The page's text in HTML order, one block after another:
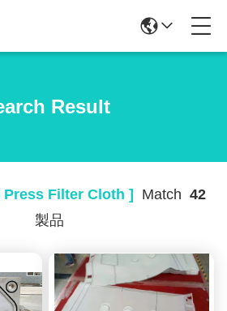
Result
Press Filter Cloth ] Match 42
製品